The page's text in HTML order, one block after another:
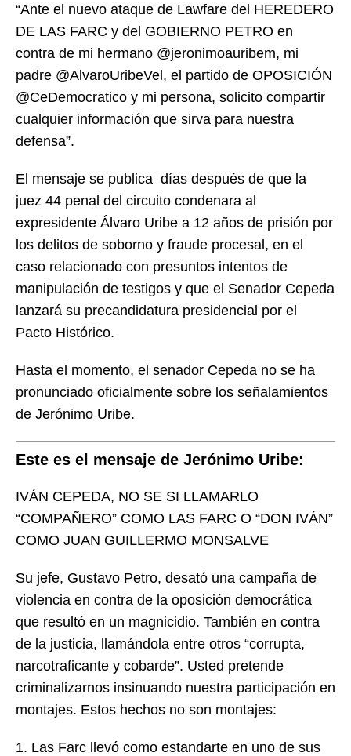
“Ante el nuevo ataque de Lawfare del HEREDERO
DE LAS FARC y del GOBIERNO PETRO en
contra de mi hermano @jeronimoauribem, mi
padre @AlvaroUribeVel, el partido de OPOSICIÓN
@CeDemocratico y mi persona, solicito compartir
cualquier información que sirva para nuestra
defensa”.
El mensaje se publica días después de que la
juez 44 penal del circuito condenara al
expresidente Álvaro Uribe a 12 años de prisión por
los delitos de soborno y fraude procesal, en el
caso relacionado con presuntos intentos de
manipulación de testigos y que el Senador Cepeda
lanzará su precandidatura presidencial por el
Pacto Histórico.
Hasta el momento, el senador Cepeda no se ha
pronunciado oficialmente sobre los señalamientos
de Jerónimo Uribe.
Este es el mensaje de Jerónimo Uribe:
IVÁN CEPEDA, NO SE SI LLAMARLO
“COMPAÑERO” COMO LAS FARC O “DON IVÁN”
COMO JUAN GUILLERMO MONSALVE
Su jefe, Gustavo Petro, desató una campaña de
violencia en contra de la oposición democrática
que resultó en un magnicidio. También en contra
de la justicia, llamándola entre otros “corrupta,
narcotraficante y cobarde”. Usted pretende
criminalizarnos insinuando nuestra participación en
montajes. Estos hechos no son montajes:
1. Las Farc llevó como estandarte en uno de sus